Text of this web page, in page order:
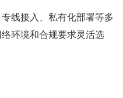
线接入、私有化部署等多
环境和合规要求灵活选